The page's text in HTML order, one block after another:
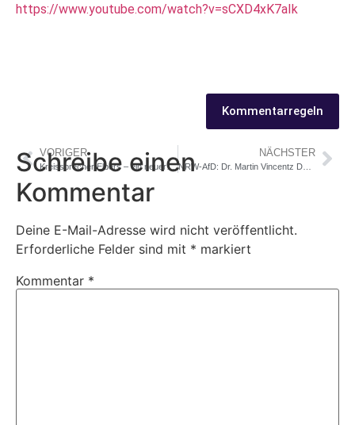
https://www.youtube.com/watch?v=sCXD4xK7aIk
Kommentarregeln
VORIGER
Kreissprecher Elbers – ein neuer Geniestreich
NÄCHSTER
NRW-AfD: Dr. Martin Vincentz Dank Amtsbonus erneut Landessprecher
Schreibe einen
Kommentar
Deine E-Mail-Adresse wird nicht veröffentlicht.
Erforderliche Felder sind mit * markiert
Kommentar *